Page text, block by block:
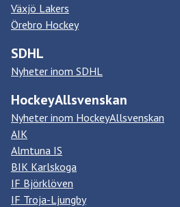
Växjö Lakers
Örebro Hockey
SDHL
Nyheter inom SDHL
HockeyAllsvenskan
Nyheter inom HockeyAllsvenskan
AIK
Almtuna IS
BIK Karlskoga
IF Björklöven
IF Troja-Ljungby